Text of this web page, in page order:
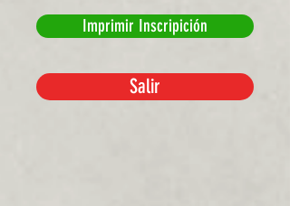
Imprimir Inscripición
Salir